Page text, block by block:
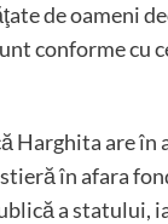
de oameni
conforme cu
Harghita are în
în afara
a statului,